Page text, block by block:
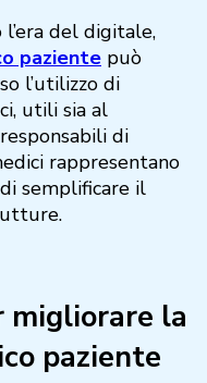
del digitale,
paziente può
l’utilizzo di
utili sia al
di
rappresentano
semplificare il
migliorare la
paziente